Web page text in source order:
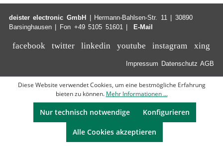
deister electronic GmbH
| Hermann-Bahlsen-Str. 11 | 30890
Barsinghausen | Fon +49 5105 51601 |
E-Mail
facebook twitter linkedin youtube instagram xing
Impressum Datenschutz AGB
Diese Website verwendet Cookies, um eine bestmögliche Erfahrung
bieten zu können. Mehr Informationen ...
Nur technisch notwendige Konfigurieren
Alle Cookies akzeptieren